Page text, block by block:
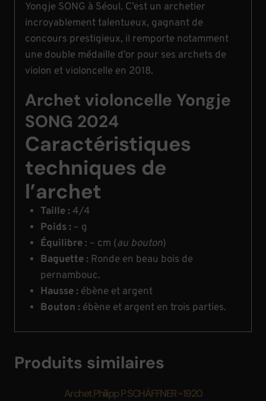
Yongje SONG à Séoul. C’est un archetier
incroyablement talentueux, gagnant de
concours prestigieux, il remporte notamment
une double médaille d’or pour ses archets de
violon et violoncelle en 2018.
Archet violoncelle Yongje
SONG 2024
Caractéristiques
techniques de
l’archet
Taille : 4/4
Poids : – g
Équilibre: – cm (au bouton)
Baguette : Ronde en beau bois de
pernambouc.
Hausse : ébène et argent
Bouton : ébène et argent en trois parties.
Produits similaires
Archet Philipp P SCHÄFFNER ~1920